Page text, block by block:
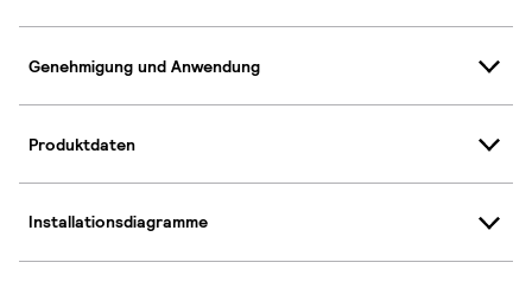
Genehmigung und Anwendung
Produktdaten
Installationsdiagramme